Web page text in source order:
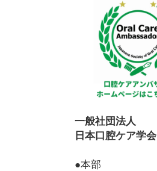
一般社団法人
日本口腔ケア学会
●本部